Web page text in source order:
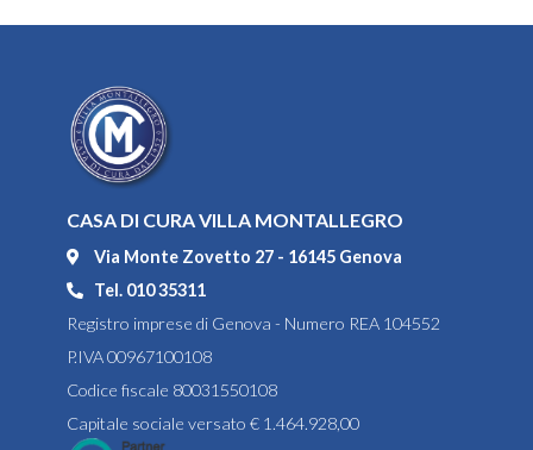
CASA DI CURA VILLA MONTALLEGRO
Via Monte Zovetto 27 - 16145 Genova
Tel. 010 35311
Registro imprese di Genova - Numero REA 104552
P.IVA 00967100108
Codice fiscale 80031550108
Capitale sociale versato € 1.464.928,00